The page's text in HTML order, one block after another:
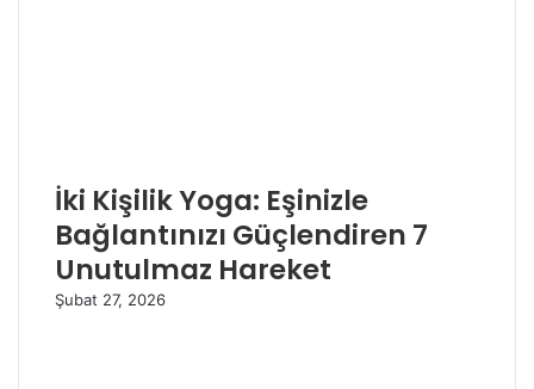
İki Kişilik Yoga: Eşinizle
Bağlantınızı Güçlendiren 7
Unutulmaz Hareket
Şubat 27, 2026